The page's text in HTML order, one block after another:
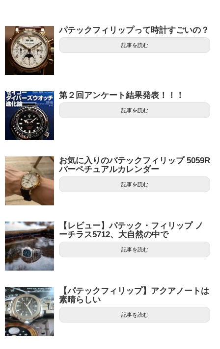
パテックフィリップって時計すごいの？
記事を読む
第２回アンケート結果発表！！！
記事を読む
お気に入りのパテックフィリップ 5059R
パーペチュアルカレンダー
記事を読む
【レビュー】パテック・フィリップ ノ
ーチラス5712、大自然の中で
記事を読む
【パテックフィリップ】アクアノートは
素晴らしい
記事を読む